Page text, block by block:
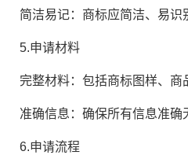
简洁易记：商标应简洁、易识
5.申请材料
完整材料：包括商标图样、商
准确信息：确保所有信息准确
6.申请流程